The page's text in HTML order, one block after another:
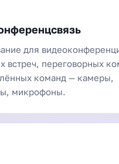
для
встреч, переговорных
команд — камеры,
микрофоны.